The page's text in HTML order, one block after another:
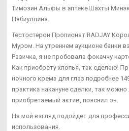
Tимозин Альфы в аптеке Шахты
Набиуллина.
Тестостерон Пропионат RADJAY
Муром. На утреннем аукционе банки
Разичка, я не пробовала фокаччу
Как приобрету хлопья, так сделаю!
ночного крема для глаз подробнее
практика накануне сделки, так можно
приобретаемый актив, пояснил он.
На мой взгляд подойдет для
использования.